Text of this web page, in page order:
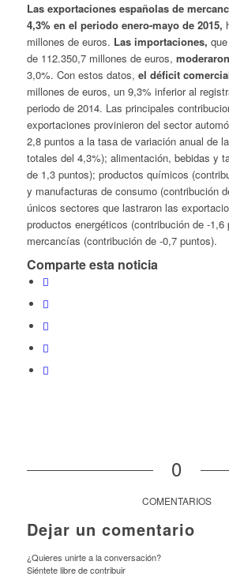
Las exportaciones españolas de
4,3% en el periodo enero-mayo de 2015,
millones de euros. Las importaciones,
de 112.350,7 millones de euros,
3,0%. Con estos datos, el déficit
millones de euros, un 9,3% inferior al
periodo de 2014. Las principales
exportaciones provinieron del sector
2,8 puntos a la tasa de variación anual de
totales del 4,3%); alimentación, bebidas y
de 1,3 puntos); productos químicos
y manufacturas de consumo (contribución
únicos sectores que lastraron las
productos energéticos (contribución de -1,6
mercancías (contribución de -0,7 puntos).
Comparte esta noticia
0
COMENTARIOS
Dejar un comentario
¿Quieres unirte a la conversación?
Siéntete libre de contribuir